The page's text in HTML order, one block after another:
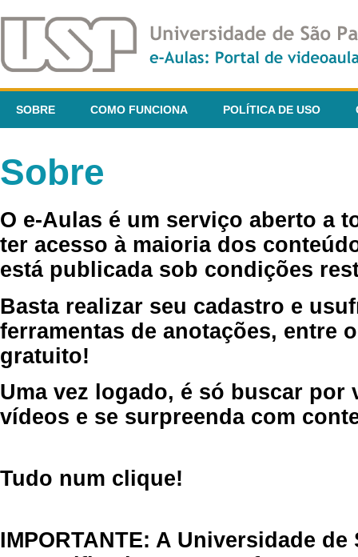
SOBRE COMO FUNCIONA POLÍTICA DE USO
Sobre
O e-Aulas é um serviço aberto a
ter acesso à maioria dos
está publicada sob condições
Basta realizar seu cadastro e
ferramentas de anotações, entre
gratuito!
Uma vez logado, é só buscar por
vídeos e se surpreenda com
Tudo num clique!
IMPORTANTE: A Universidade